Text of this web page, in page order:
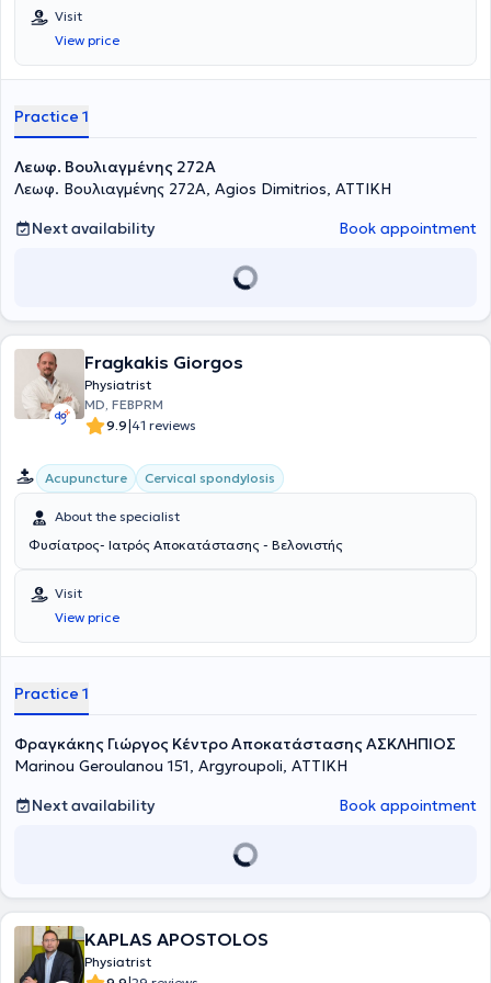
Visit
View price
Practice 1
Λεωφ. Βουλιαγμένης 272A
Λεωφ. Βουλιαγμένης 272A, Agios Dimitrios, ΑΤΤΙΚΗ
Next availability
Book appointment
Fragkakis Giorgos
Physiatrist
MD, FEBPRM
9.9|41 reviews
Acupuncture Cervical spondylosis
About the specialist
Φυσίατρος- Ιατρός Αποκατάστασης - Βελονιστής
Visit
View price
Practice 1
Φραγκάκης Γιώργος Κέντρο Αποκατάστασης ΑΣΚΛΗΠΙΟΣ
Marinou Geroulanou 151, Argyroupoli, ΑΤΤΙΚΗ
Next availability
Book appointment
KAPLAS APOSTOLOS
Physiatrist